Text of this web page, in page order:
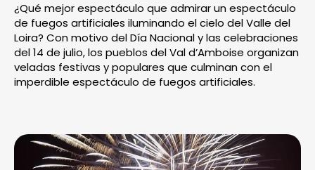
¿Qué mejor espectáculo que admirar un espectáculo
de fuegos artificiales iluminando el cielo del Valle del
Loira? Con motivo del Día Nacional y las celebraciones
del 14 de julio, los pueblos del Val d’Amboise organizan
veladas festivas y populares que culminan con el
imperdible espectáculo de fuegos artificiales.